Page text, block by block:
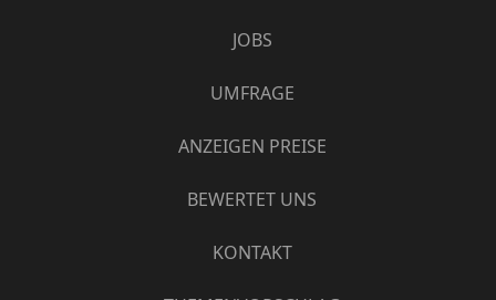
JOBS
UMFRAGE
ANZEIGEN PREISE
BEWERTET UNS
KONTAKT